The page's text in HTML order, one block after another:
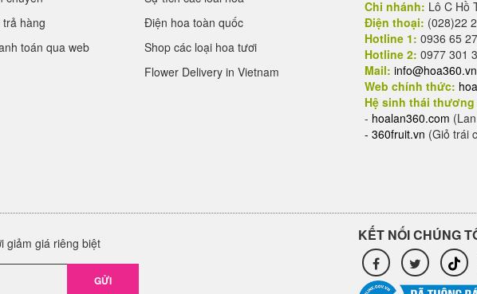
hàng
toán qua web
Điện hoa toàn quốc
Shop các loại hoa tươi
Flower Delivery in Vietnam
Chi nhánh: Lô C Hồ
Điện thoại: (028)22
Hotline 1: 0936 65
Hotline 2: 0977 301
Mail: info@hoa360.vn
Web chính thức:
Hệ sinh thái
- hoalan360.com
- 360fruit.vn (Giỏ trái
giảm giá riêng biệt
GỬI
KẾT NỐI CHÚNG